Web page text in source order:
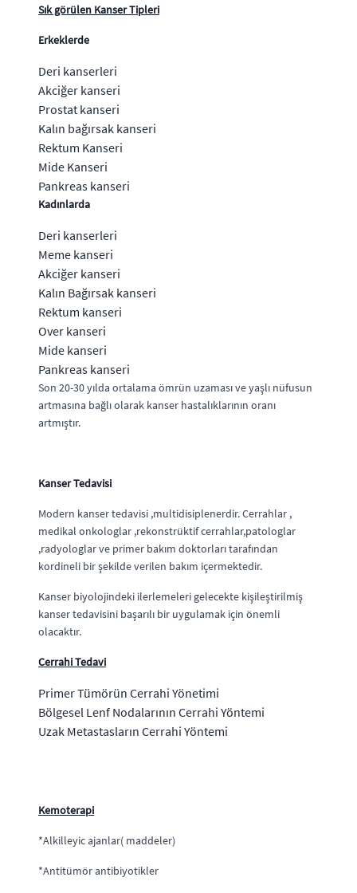
Sık görülen Kanser Tipleri
Erkeklerde
Deri kanserleri
Akciğer kanseri
Prostat kanseri
Kalın bağırsak kanseri
Rektum Kanseri
Mide Kanseri
Pankreas kanseri
Kadınlarda
Deri kanserleri
Meme kanseri
Akciğer kanseri
Kalın Bağırsak kanseri
Rektum kanseri
Over kanseri
Mide kanseri
Pankreas kanseri
Son 20-30 yılda ortalama ömrün uzaması ve yaşlı nüfusun
artmasına bağlı olarak kanser hastalıklarının oranı
artmıştır.
Kanser Tedavisi
Modern kanser tedavisi ,multidisiplenerdir. Cerrahlar ,
medikal onkologlar ,rekonstrüktif cerrahlar,patologlar
,radyologlar ve primer bakım doktorları tarafından
kordineli bir şekilde verilen bakım içermektedir.
Kanser biyolojindeki ilerlemeleri gelecekte kişileştirilmiş
kanser tedavisini başarılı bir uygulamak için önemli
olacaktır.
Cerrahi Tedavi
Primer Tümörün Cerrahi Yönetimi
Bölgesel Lenf Nodalarının Cerrahi Yöntemi
Uzak Metastasların Cerrahi Yöntemi
Kemoterapi
*Alkilleyic ajanlar( maddeler)
*Antitümör antibiyotikler